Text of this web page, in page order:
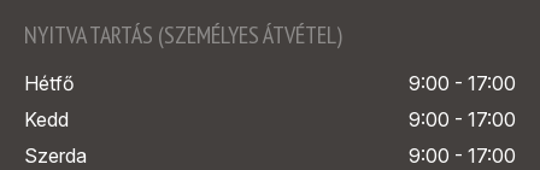
NYITVA TARTÁS (SZEMÉLYES ÁTVÉTEL)
Hétfő
9:00 - 17:00
Kedd
9:00 - 17:00
Szerda
9:00 - 17:00